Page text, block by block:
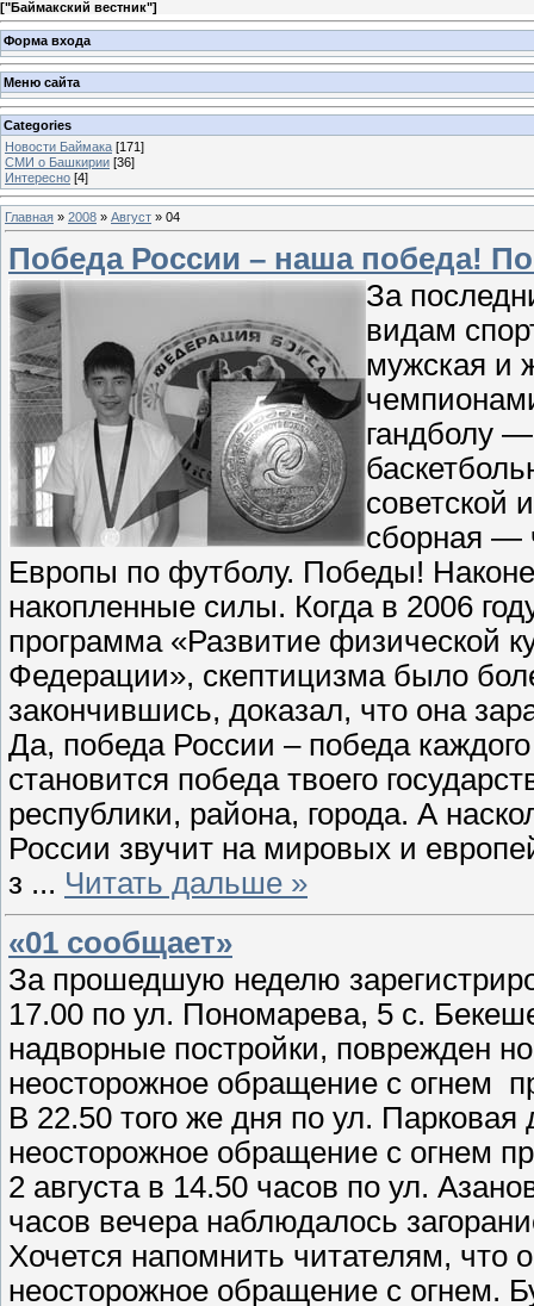
["Баймакский вестник"]
Форма входа
Меню сайта
Categories
Новости Баймака [171]
СМИ о Башкирии [36]
Интересно [4]
Главная » 2008 » Август » 04
Победа России – наша победа!
За
видам
мужская и
гандболу
советской
сборная —
Европы по футболу. Победы!
накопленные силы. Когда в 2006
программа «Развитие физической
Федерации», скептицизма было
закончившись, доказал, что она
Да, победа России – победа
становится победа твоего
республики, района, города. А
России звучит на мировых и
з ... Читать дальше »
«01 сообщает»
За прошедшую неделю
17.00 по ул. Пономарева, 5 с.
надворные постройки, поврежден
неосторожное обращение с огнем
В 22.50 того же дня по ул.
неосторожное обращение с огнем
2 августа в 14.50 часов по ул.
часов вечера наблюдалось
Хочется напомнить читателям, что
неосторожное обращение с огнем.